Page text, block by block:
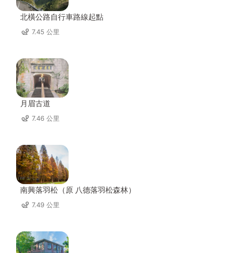
北橫公路自行車路線起點
7.45 公里
月眉古道
7.46 公里
南興落羽松（原 八德落羽松森林）
7.49 公里